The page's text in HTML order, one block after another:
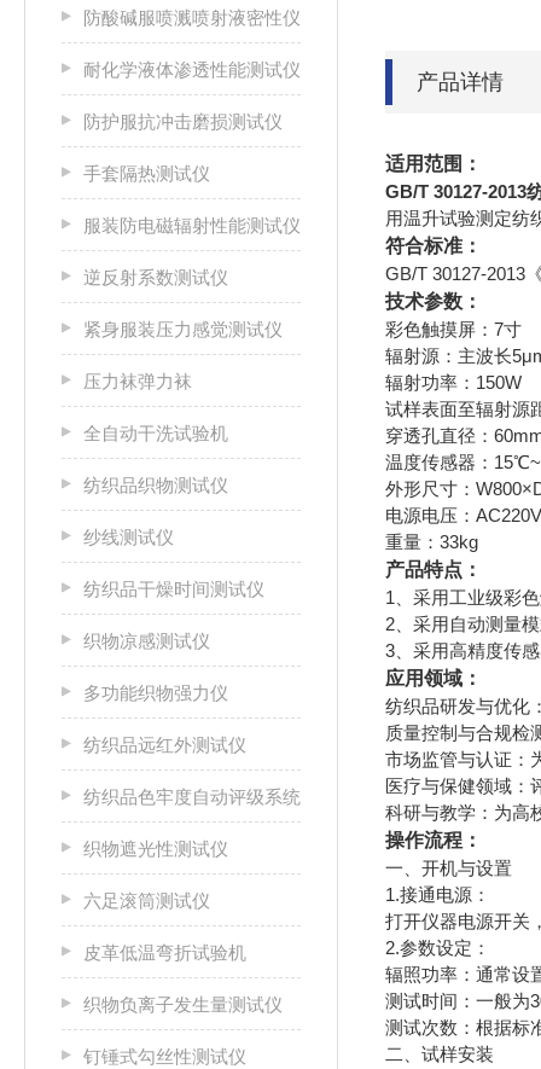
防酸碱服喷溅喷射液密性仪
耐化学液体渗透性能测试仪
防护服抗冲击磨损测试仪
手套隔热测试仪
服装防电磁辐射性能测试仪
逆反射系数测试仪
紧身服装压力感觉测试仪
压力袜弹力袜
全自动干洗试验机
纺织品织物测试仪
纱线测试仪
纺织品干燥时间测试仪
织物凉感测试仪
多功能织物强力仪
纺织品远红外测试仪
纺织品色牢度自动评级系统
织物遮光性测试仪
六足滚筒测试仪
皮革低温弯折试验机
织物负离子发生量测试仪
钉锤式勾丝性测试仪
产品详情
适用范围：
GB/T 30127-2013
用温升试验测定纺
符合标准：
GB/T 30127-2013
技术参数：
彩色触摸屏：7寸
辐射源：主波长
辐射功率：150W
试样表面至辐射源
穿透孔直径：
温度传感器：
外形尺寸：
电源电压：
重量：33kg
产品特点：
1、采用工业级彩
2、采用自动测量
3、采用高精度传
应用领域：
纺织品研发与优化‌
质量控制与合规检
市场监管与认证‌：
医疗与保健领域‌：
科研与教学‌：为高
操作流程：
一、开机与设置
‌1.接通电源‌：
打开仪器电源开关
‌2.参数设定‌：
辐照功率：通常设
测试时间：一般为
测试次数：根据标
二、试样安装